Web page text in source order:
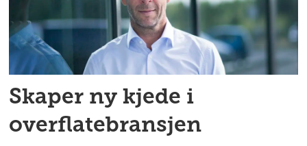
Skaper ny kjede i
overflatebransjen